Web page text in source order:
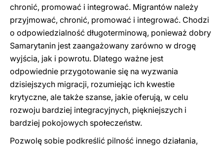
chronić, promować i integrować. Migrantów należy
przyjmować, chronić, promować i integrować. Chodzi
o odpowiedzialność długoterminową, ponieważ dobry
Samarytanin jest zaangażowany zarówno w drogę
wyjścia, jak i powrotu. Dlatego ważne jest
odpowiednie przygotowanie się na wyzwania
dzisiejszych migracji, rozumiejąc ich kwestie
krytyczne, ale także szanse, jakie oferują, w celu
rozwoju bardziej integracyjnych, piękniejszych i
bardziej pokojowych społeczeństw.
Pozwolę sobie podkreślić pilność innego działania,